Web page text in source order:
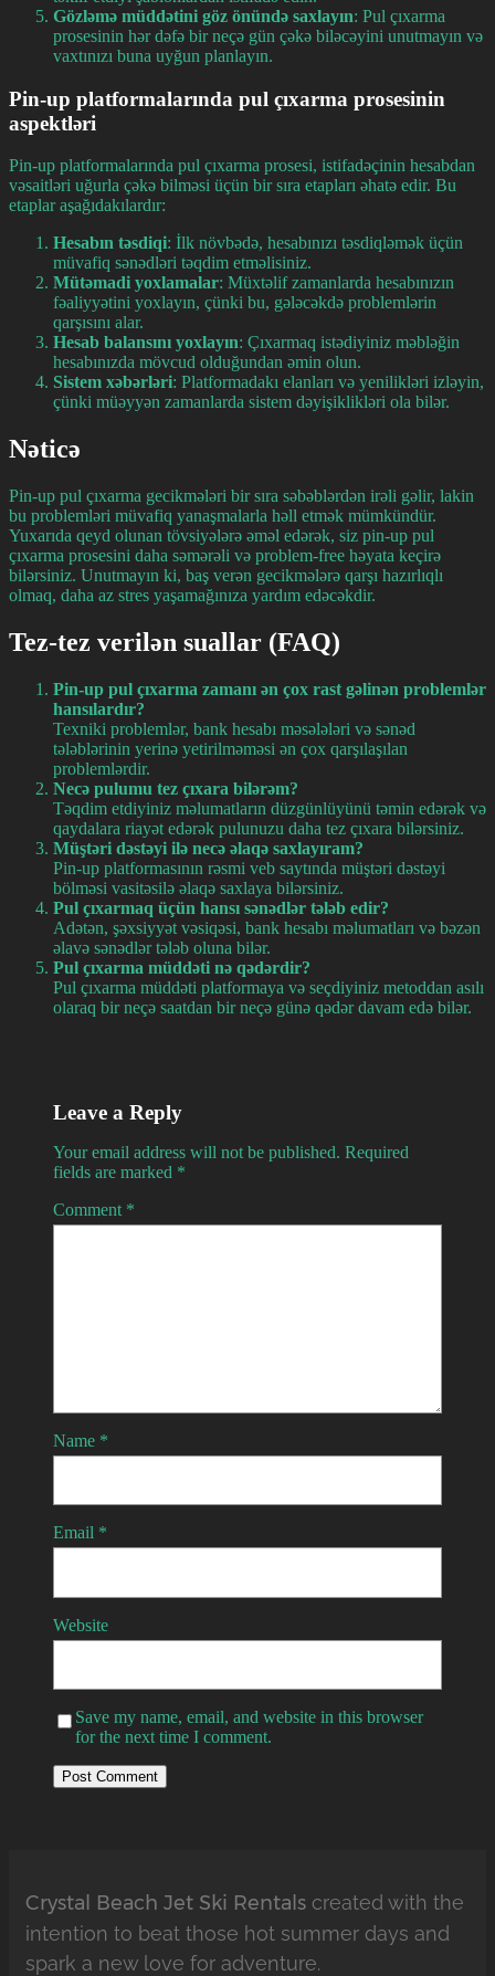
Gözləmə müddətini göz önündə saxlayın: Pul çıxarma
prosesinin hər dəfə bir neçə gün çəkə biləcəyini unutmayın və
vaxtınızı buna uyğun planlayın.
Pin-up platformalarında pul çıxarma prosesinin
aspektləri
Pin-up platformalarında pul çıxarma prosesi, istifadəçinin hesabdan
vəsaitləri uğurla çəkə bilməsi üçün bir sıra etapları əhatə edir. Bu
etaplar aşağıdakılardır:
Hesabın təsdiqi: İlk növbədə, hesabınızı təsdiqləmək üçün
müvafiq sənədləri təqdim etməlisiniz.
Mütəmadi yoxlamalar: Müxtəlif zamanlarda hesabınızın
fəaliyyətini yoxlayın, çünki bu, gələcəkdə problemlərin
qarşısını alar.
Hesab balansını yoxlayın: Çıxarmaq istədiyiniz məbləğin
hesabınızda mövcud olduğundan əmin olun.
Sistem xəbərləri: Platformadakı elanları və yenilikləri izləyin,
çünki müəyyən zamanlarda sistem dəyişiklikləri ola bilər.
Nəticə
Pin-up pul çıxarma gecikmələri bir sıra səbəblərdən irəli gəlir, lakin
bu problemləri müvafiq yanaşmalarla həll etmək mümkündür.
Yuxarıda qeyd olunan tövsiyələrə əməl edərək, siz pin-up pul
çıxarma prosesini daha səmərəli və problem-free həyata keçirə
bilərsiniz. Unutmayın ki, baş verən gecikmələrə qarşı hazırlıqlı
olmaq, daha az stres yaşamağınıza yardım edəcəkdir.
Tez-tez verilən suallar (FAQ)
Pin-up pul çıxarma zamanı ən çox rast gəlinən problemlər
hansılardır?
Texniki problemlər, bank hesabı məsələləri və sənəd
tələblərinin yerinə yetirilməməsi ən çox qarşılaşılan
problemlərdir.
Necə pulumu tez çıxara bilərəm?
Təqdim etdiyiniz məlumatların düzgünlüyünü təmin edərək və
qaydalara riayət edərək pulunuzu daha tez çıxara bilərsiniz.
Müştəri dəstəyi ilə necə əlaqə saxlayıram?
Pin-up platformasının rəsmi veb saytında müştəri dəstəyi
bölməsi vasitəsilə əlaqə saxlaya bilərsiniz.
Pul çıxarmaq üçün hansı sənədlər tələb edir?
Adətən, şəxsiyyət vəsiqəsi, bank hesabı məlumatları və bəzən
əlavə sənədlər tələb oluna bilər.
Pul çıxarma müddəti nə qədərdir?
Pul çıxarma müddəti platformaya və seçdiyiniz metoddan asılı
olaraq bir neçə saatdan bir neçə günə qədər davam edə bilər.
Leave a Reply
Your email address will not be published. Required
fields are marked *
Comment *
Name *
Email *
Website
Save my name, email, and website in this browser
for the next time I comment.
Crystal Beach Jet Ski Rentals created with the
intention to beat those hot summer days and
spark a new love for adventure.